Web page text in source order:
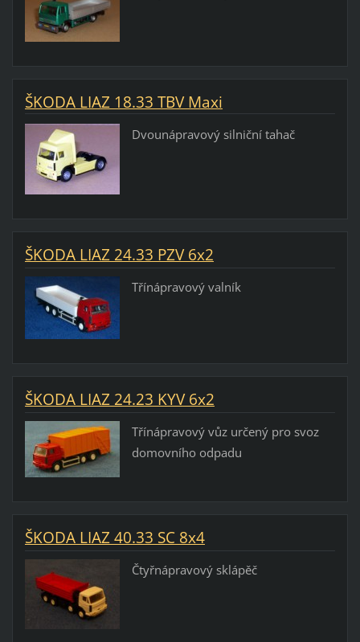
ŠKODA LIAZ 18.33 TBV Maxi
Dvounápravový silniční tahač
ŠKODA LIAZ 24.33 PZV 6x2
Třínápravový valník
ŠKODA LIAZ 24.23 KYV 6x2
Třínápravový vůz určený pro svoz
domovního odpadu
ŠKODA LIAZ 40.33 SC 8x4
Čtyřnápravový sklápěč